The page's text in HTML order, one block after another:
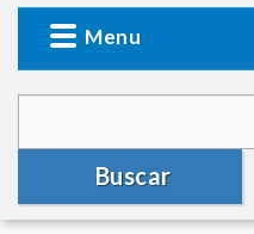
Menu
Buscar